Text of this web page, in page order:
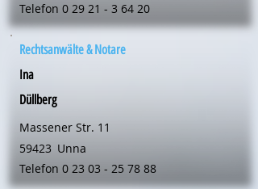
Telefon 0 29 21 - 3 64 20
Rechtsanwälte & Notare
Ina
Düllberg
Massener Str. 11
59423 Unna
Telefon 0 23 03 - 25 78 88